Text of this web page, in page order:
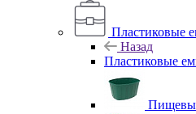
Пластиковые
Назад
Пластиковые